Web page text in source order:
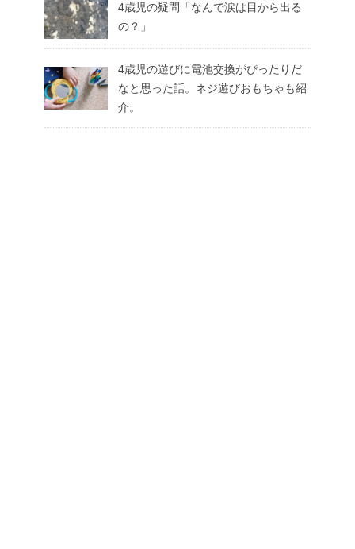
4歳児の疑問「なんで涙は目から出る
の？」
4歳児の遊びに電池交換がぴったりだ
なと思った話。ネジ遊びおもちゃも紹
介。